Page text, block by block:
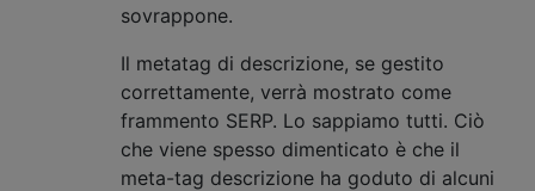
sovrappone.
Il metatag di descrizione, se gestito
correttamente, verrà mostrato come
frammento SERP. Lo sappiamo tutti. Ciò
che viene spesso dimenticato è che il
meta-tag descrizione ha goduto di alcuni